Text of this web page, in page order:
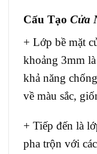
Cấu Tạo Cửa
+ Lớp bề mặt
khoảng 3mm
khả năng
về màu sắc,
+ Tiếp đến là
pha trộn với